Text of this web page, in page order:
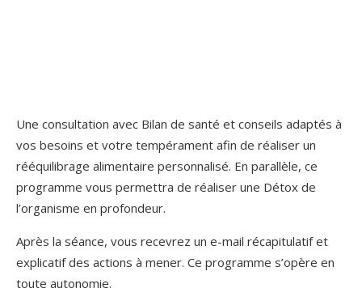
Une consultation avec Bilan de santé et conseils adaptés à
vos besoins et votre tempérament afin de réaliser un
rééquilibrage alimentaire personnalisé. En parallèle, ce
programme vous permettra de réaliser une Détox de
l’organisme en profondeur.
Après la séance, vous recevrez un e-mail récapitulatif et
explicatif des actions à mener. Ce programme s’opère en
toute autonomie.